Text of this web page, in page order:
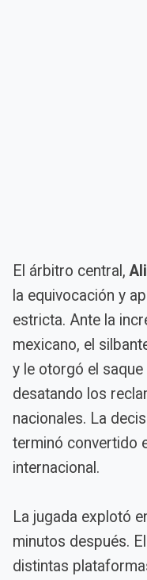
El árbitro central,
la equivocación y
estricta. Ante la
mexicano, el
y le otorgó el
desatando los
nacionales. La
terminó convertido
internacional.
La jugada explotó
minutos después.
distintas